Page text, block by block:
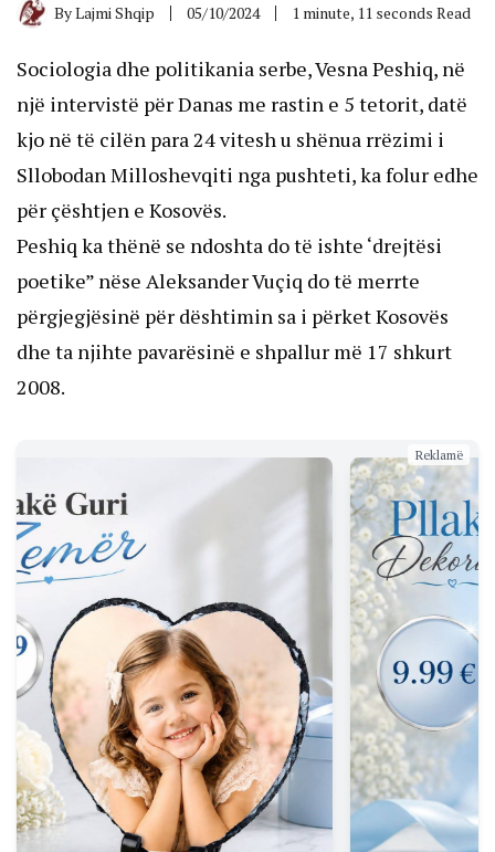
ByLajmi Shqip 05/10/2024 1 minute, 11 seconds Read
Sociologia dhe politikania serbe, Vesna Peshiq, në
një intervistë për Danas me rastin e 5 tetorit, datë
kjo në të cilën para 24 vitesh u shënua rrëzimi i
Sllobodan Milloshevqiti nga pushteti, ka folur edhe
për çështjen e Kosovës.
Peshiq ka thënë se ndoshta do të ishte ‘drejtësi
poetike” nëse Aleksander Vuçiq do të merrte
përgjegjësinë për dështimin sa i përket Kosovës
dhe ta njihte pavarësinë e shpallur më 17 shkurt
2008.
Reklamë